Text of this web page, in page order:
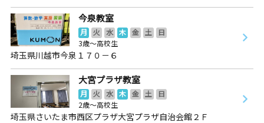
今泉教室
月 火 水 木 金 土
日
3歳～高校生
埼玉県川越市今泉１７０－６
大宮プラザ教室
月 火 水 木 金 土
日
2歳～高校生
埼玉県さいたま市西区プラザ大宮プラザ自治会館２Ｆ